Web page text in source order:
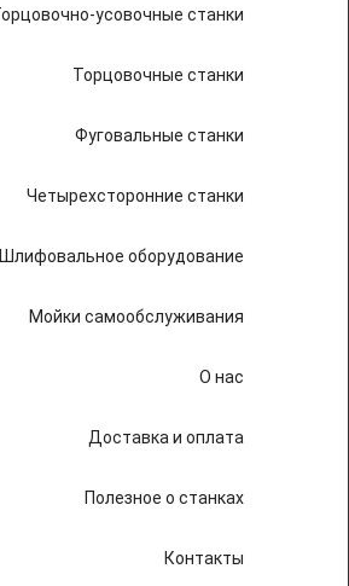
усовочные станки
Торцовочные станки
Фуговальные станки
Четырехсторонние станки
Шлифовальное оборудование
Мойки самообслуживания
О нас
Доставка и оплата
Полезное о станках
Контакты